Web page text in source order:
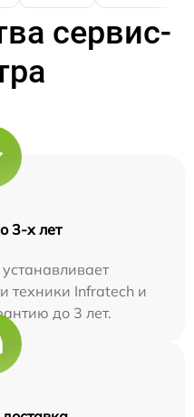
сервис-
3-х лет
техники Infratech и
до 3 лет.